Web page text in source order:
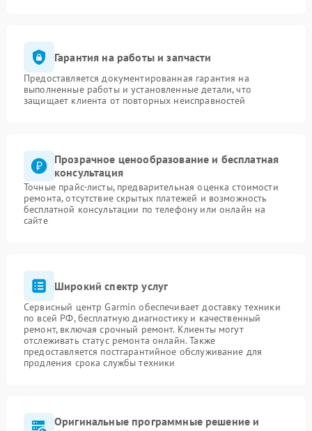
Гарантия на работы и запчасти
Предоставляется документированная гарантия на
выполненные работы и установленные детали, что
защищает клиента от повторных неисправностей
Прозрачное ценообразование и бесплатная
консультация
Точные прайс-листы, предварительная оценка стоимости
ремонта, отсутствие скрытых платежей и возможность
бесплатной консультации по телефону или онлайн на
сайте
Широкий спектр услуг
Сервисный центр Garmin обеспечивает доставку техники
по всей РФ, бесплатную диагностику и качественный
ремонт, включая срочный ремонт. Клиенты могут
отслеживать статус ремонта онлайн. Также
предоставляется постгарантийное обслуживание для
продления срока службы техники
Оригинальные программные решение и